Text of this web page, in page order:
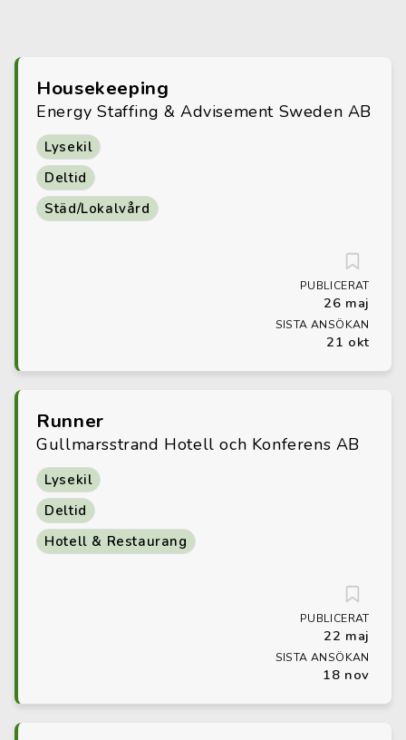
Housekeeping
Energy Staffing & Advisement Sweden AB
Lysekil
Deltid
Städ/Lokalvård
PUBLICERAT
26 maj
SISTA ANSÖKAN
21 okt
Runner
Gullmarsstrand Hotell och Konferens AB
Lysekil
Deltid
Hotell & Restaurang
PUBLICERAT
22 maj
SISTA ANSÖKAN
18 nov